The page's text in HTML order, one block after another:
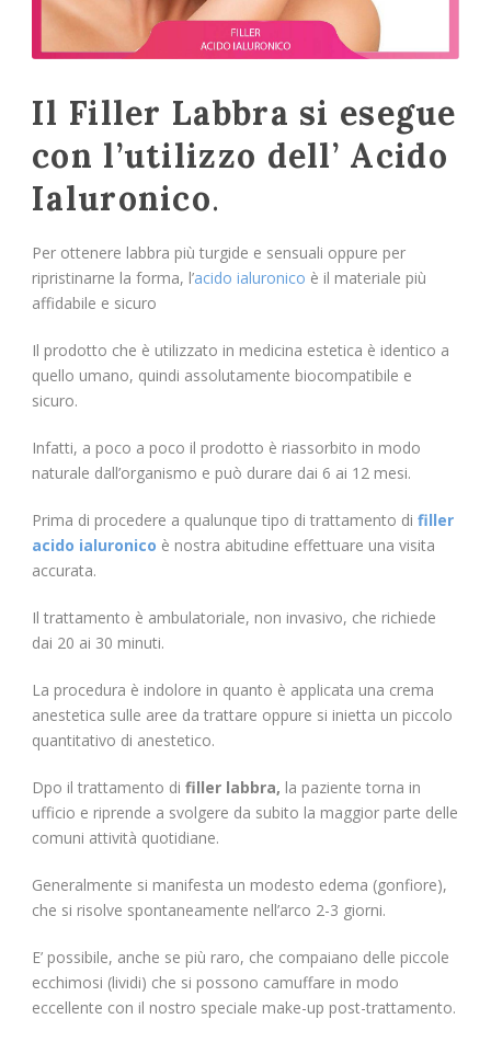
Il Filler Labbra si esegue
con l’utilizzo dell’ Acido
Ialuronico.
Per ottenere labbra più turgide e sensuali oppure per
ripristinarne la forma, l’acido ialuronico è il materiale più
affidabile e sicuro
Il prodotto che è utilizzato in medicina estetica è identico a
quello umano, quindi assolutamente biocompatibile e
sicuro.
Infatti, a poco a poco il prodotto è riassorbito in modo
naturale dall’organismo e può durare dai 6 ai 12 mesi.
Prima di procedere a qualunque tipo di trattamento di filler
acido ialuronico è nostra abitudine effettuare una visita
accurata.
Il trattamento è ambulatoriale, non invasivo, che richiede
dai 20 ai 30 minuti.
La procedura è indolore in quanto è applicata una crema
anestetica sulle aree da trattare oppure si inietta un piccolo
quantitativo di anestetico.
Dpo il trattamento di filler labbra, la paziente torna in
ufficio e riprende a svolgere da subito la maggior parte delle
comuni attività quotidiane.
Generalmente si manifesta un modesto edema (gonfiore),
che si risolve spontaneamente nell’arco 2-3 giorni.
E’ possibile, anche se più raro, che compaiano delle piccole
ecchimosi (lividi) che si possono camuffare in modo
eccellente con il nostro speciale make-up post-trattamento.